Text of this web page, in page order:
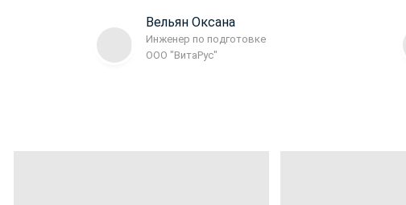
Вельян Оксана
Инженер по подготовке
ООО "ВитаРус"